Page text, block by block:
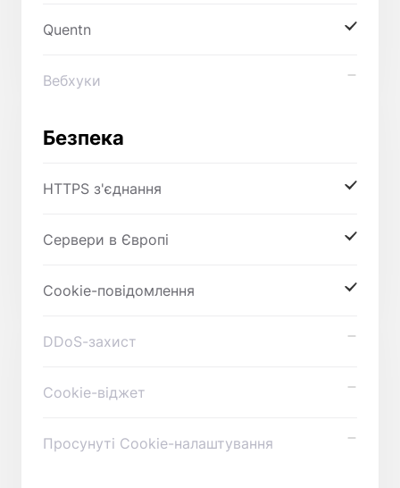
Quentn
Вебхуки
Безпека
HTTPS з'єднання
Сервери в Європі
Cookie-повідомлення
DDoS-захист
Cookie-віджет
Просунуті Cookie-налаштування